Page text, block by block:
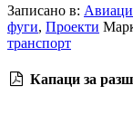
Записано в:
фуги, Проекти
транспорт
Капаци за